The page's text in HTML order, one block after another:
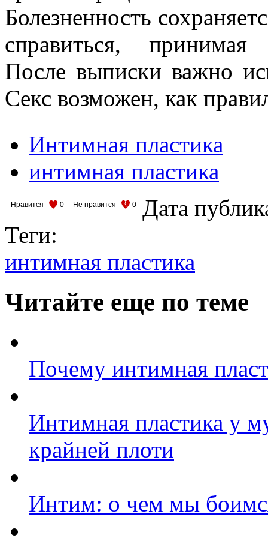
Болезненность
справиться, принимая
После выписки важно
Секс возможен, как
Интимная пластика
интимная пластика
Нравится 0 Не нравится 0
Дата
Теги:
интимная пластика
Читайте еще по теме
Почему интимная
Интимная пластика у
крайней плоти
Интим: о чем мы